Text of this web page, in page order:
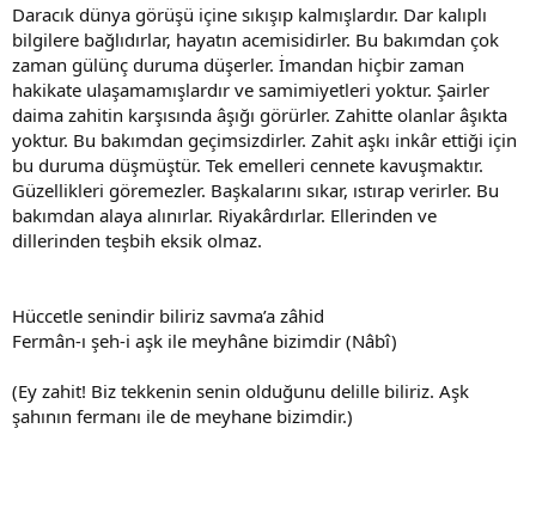
Daracık dünya görüşü içine sıkışıp kalmışlardır. Dar kalıplı
bilgilere bağlıdırlar, hayatın acemisidirler. Bu bakımdan çok
zaman gülünç duruma düşerler. İmandan hiçbir zaman
hakikate ulaşamamışlardır ve samimiyetleri yoktur. Şairler
daima zahitin karşısında âşığı görürler. Zahitte olanlar âşıkta
yoktur. Bu bakımdan geçimsizdirler. Zahit aşkı inkâr ettiği için
bu duruma düşmüştür. Tek emelleri cennete kavuşmaktır.
Güzellikleri göremezler. Başkalarını sıkar, ıstırap verirler. Bu
bakımdan alaya alınırlar. Riyakârdırlar. Ellerinden ve
dillerinden teşbih eksik olmaz.
Hüccetle senindir biliriz savma’a zâhid
Fermân-ı şeh-i aşk ile meyhâne bizimdir (Nâbî)
(Ey zahit! Biz tekkenin senin olduğunu delille biliriz. Aşk
şahının fermanı ile de meyhane bizimdir.)